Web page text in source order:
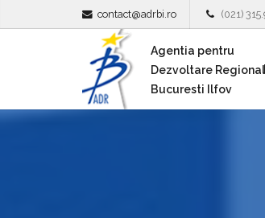
contact@adrbi.ro (021)
Agentia pentru
Dezvoltare
Bucuresti Ilfov